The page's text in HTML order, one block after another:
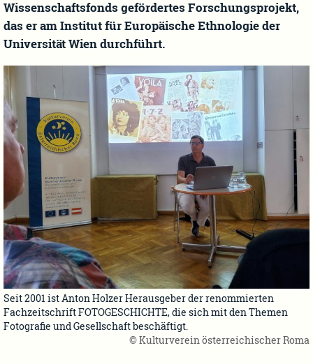
Wissenschaftsfonds gefördertes Forschungsprojekt,
das er am Institut für Europäische Ethnologie der
Universität Wien durchführt.
Seit 2001 ist Anton Holzer Herausgeber der renommierten
Fachzeitschrift FOTOGESCHICHTE, die sich mit den Themen
Fotografie und Gesellschaft beschäftigt.
© Kulturverein österreichischer Roma